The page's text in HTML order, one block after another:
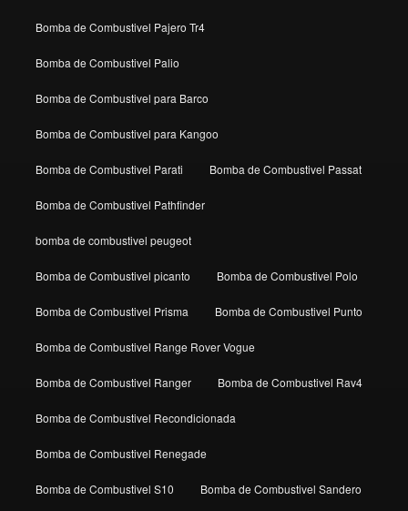
Bomba de Combustivel Pajero Tr4
Bomba de Combustivel Palio
Bomba de Combustivel para Barco
Bomba de Combustivel para Kangoo
Bomba de Combustivel Parati Bomba de Combustivel Passat
Bomba de Combustivel Pathfinder
bomba de combustivel peugeot
Bomba de Combustivel picanto Bomba de Combustivel Polo
Bomba de Combustivel Prisma Bomba de Combustivel Punto
Bomba de Combustivel Range Rover Vogue
Bomba de Combustivel Ranger Bomba de Combustivel Rav4
Bomba de Combustivel Recondicionada
Bomba de Combustivel Renegade
Bomba de Combustivel S10 Bomba de Combustivel Sandero